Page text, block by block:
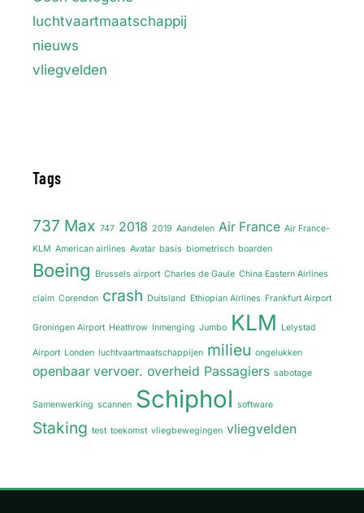
luchtvaartmaatschappij
nieuws
vliegvelden
Tags
737 Max 747 2018 2019 Aandelen Air France Air France-
KLM American airlines Avatar basis biometrisch boarden
Boeing Brussels airport Charles de Gaule China Eastern Airlines
claim Corendon crash Duitsland Ethiopian Airlines Frankfurt Airport
Groningen Airport Heathrow Inmenging Jumbo KLM Lelystad
Airport Londen luchtvaartmaatschappijen milieu ongelukken
openbaar vervoer. overheid Passagiers sabotage
Samenwerking scannen Schiphol software
Staking test toekomst vliegbewegingen vliegvelden